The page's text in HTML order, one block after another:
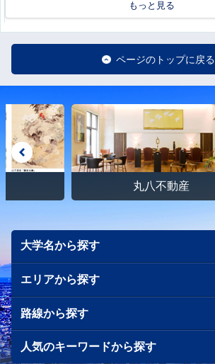
もっと見る
ページのトップに戻る
丸八不動産
大学名から探す
エリアから探す
路線から探す
人気のキーワードから探す